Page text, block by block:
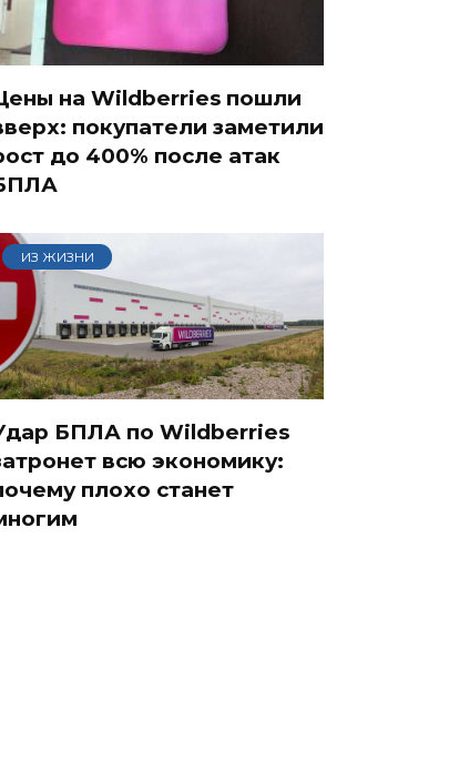
на Wildberries пошли
покупатели заметили
до 400% после атак
ИЗ ЖИЗНИ
БПЛА по Wildberries
всю экономику:
плохо станет